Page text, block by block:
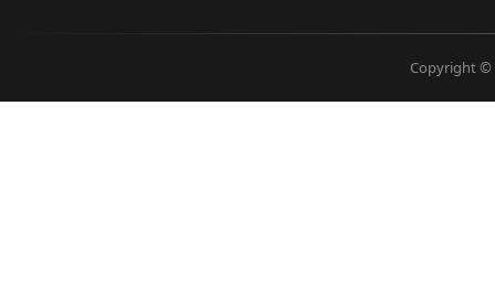
Copyright ©